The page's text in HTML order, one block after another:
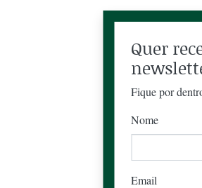
Quer
Fique por
Nome
Email